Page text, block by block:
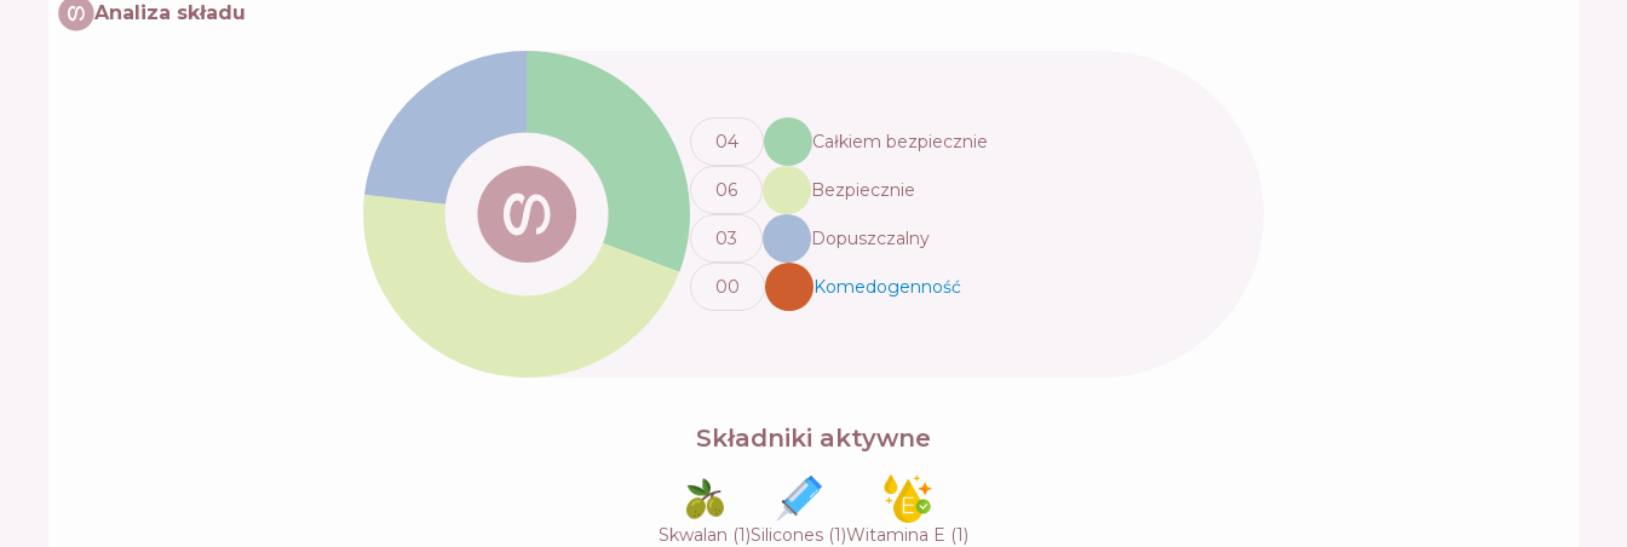
Analiza składu
04 Całkiem bezpiecznie
06 Bezpiecznie
03 Dopuszczalny
00 Komedogenność
Składniki aktywne
Skwalan (1)Silicones (1)Witamina E (1)